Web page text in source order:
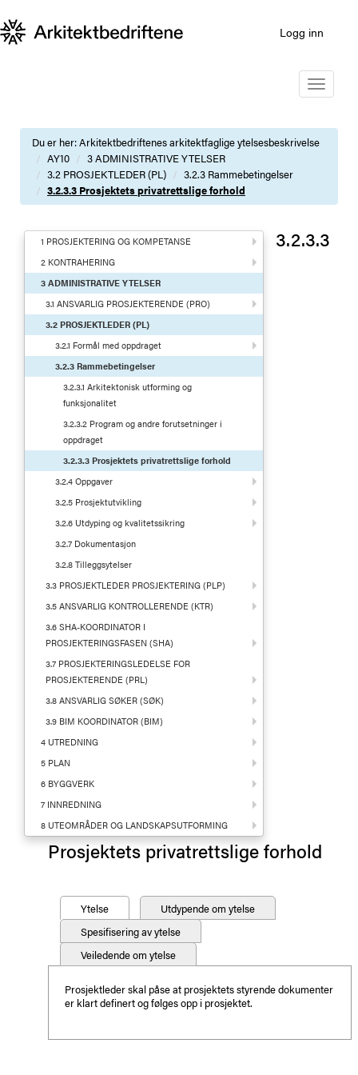
Logg inn
Toggle
Du er her:Arkitektbedriftenes arkitektfaglige ytelsesbeskrivelse
AY10
3 ADMINISTRATIVE YTELSER
3.2 PROSJEKTLEDER (PL)
3.2.3 Rammebetingelser
3.2.3.3 Prosjektets privatrettslige forhold
1 PROSJEKTERING OG KOMPETANSE
2 KONTRAHERING
3 ADMINISTRATIVE YTELSER
3.1 ANSVARLIG PROSJEKTERENDE (PRO)
3.2 PROSJEKTLEDER (PL)
3.2.1 Formål med oppdraget
3.2.3 Rammebetingelser
3.2.3.1 Arkitektonisk utforming og
funksjonalitet
3.2.3.2 Program og andre forutsetninger i
oppdraget
3.2.3.3 Prosjektets privatrettslige forhold
3.2.4 Oppgaver
3.2.5 Prosjektutvikling
3.2.6 Utdyping og kvalitetssikring
3.2.7 Dokumentasjon
3.2.8 Tilleggsytelser
3.3 PROSJEKTLEDER PROSJEKTERING (PLP)
3.5 ANSVARLIG KONTROLLERENDE (KTR)
3.6 SHA-KOORDINATOR I
PROSJEKTERINGSFASEN (SHA)
3.7 PROSJEKTERINGSLEDELSE FOR
PROSJEKTERENDE (PRL)
3.8 ANSVARLIG SØKER (SØK)
3.9 BIM KOORDINATOR (BIM)
4 UTREDNING
5 PLAN
6 BYGGVERK
7 INNREDNING
8 UTEOMRÅDER OG LANDSKAPSUTFORMING
3.2.3.3
Prosjektets privatrettslige forhold
Ytelse
Utdypende om ytelse
Spesifisering av ytelse
Veiledende om ytelse
Prosjektleder skal påse at prosjektets styrende dokumenter
er klart definert og følges opp i prosjektet.